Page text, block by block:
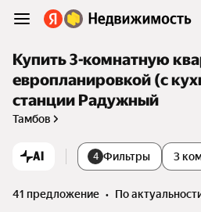
Купить 3-комнатную
европланировкой (с
станции Радужный
Тамбов
AI 4 Фильтры 3
41 предложение •
по